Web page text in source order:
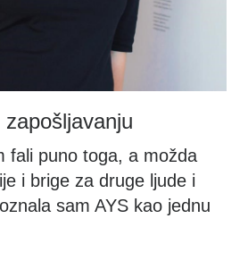
fali puno toga, a možda
i brige za druge ljude i
sam AYS kao jednu